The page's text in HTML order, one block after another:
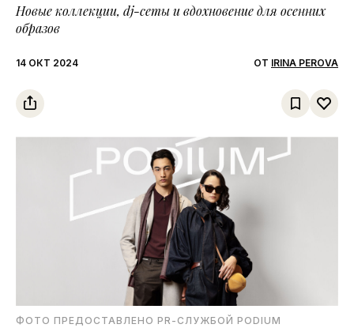
Новые коллекции, dj-сеты и вдохновение для осенних
образов
14 ОКТ 2024 ОТ IRINA PEROVA
ФОТО ПРЕДОСТАВЛЕНО PR-СЛУЖБОЙ PODIUM